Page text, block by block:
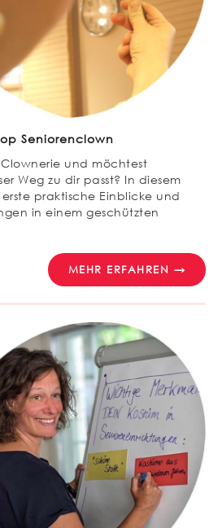
Seniorenclown
und möchtest
Weg zu dir passt? In diesem
praktische Einblicke und
in einem geschützten
MEHR ERFAHREN →